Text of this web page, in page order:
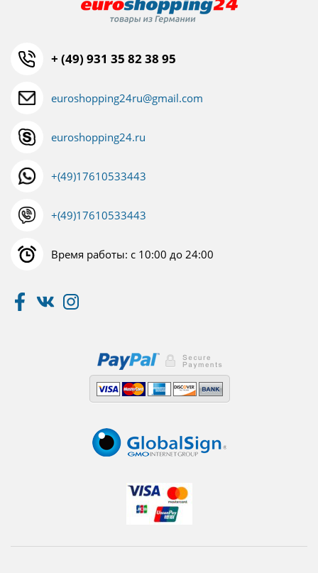
+ (49) 931 35 82 38 95
euroshopping24ru@gmail.com
euroshopping24.ru
+(49)17610533443
+(49)17610533443
Время работы: с 10:00 до 24:00